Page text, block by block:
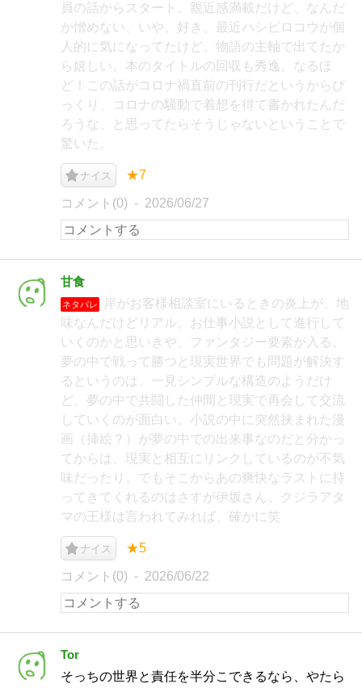
員の話からスタート。親近感満載だけど、なんだ
か憎めない、いや、好き。最近ハシビロコウが個
人的に気になってたけど、物語の主軸で出てたか
ら嬉しい。本のタイトルの回収も秀逸。なるほ
ど！この話がコロナ禍直前の刊行だというからび
っくり、コロナの騒動で着想を得て書かれたんだ
ろうな、と思ってたらそうじゃないということで
驚いた。
ナイス ★7
コメント(0) 2026/06/27
甘食
ネタバレ
岸がお客様相談室にいるときの炎上が、地
味なんだけどリアル。お仕事小説として進行して
いくのかと思いきや、ファンタジー要素が入る。
夢の中で戦って勝つと現実世界でも問題が解決す
るというのは、一見シンプルな構造のようだけ
ど、夢の中で共闘した仲間と現実で再会して交流
していくのが面白い。小説の中に突然挟まれた漫
画（挿絵？）が夢の中での出来事なのだと分かっ
てからは、現実と相互にリンクしているのが不気
味だったり。でもそこからあの爽快なラストに持
ってきてくれるのはさすが伊坂さん。クジラアタ
マの王様は言われてみれば、確かに笑
ナイス ★5
コメント(0) 2026/06/22
Tor
そっちの世界と責任を半分こできるなら、やたら